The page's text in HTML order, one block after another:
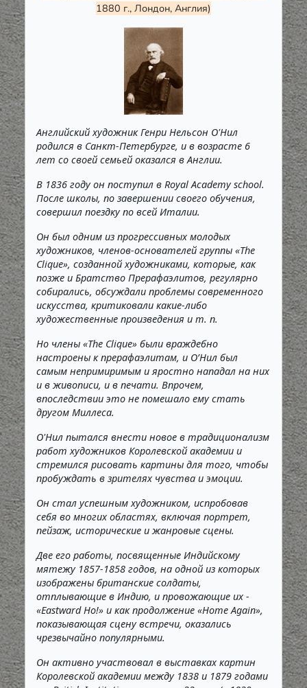
1880 г., Лондон, Англия)
Английский художник Генри Нельсон О'Нил
родился в Санкт-Петербурге, и в возрасте 6
лет со своей семьей оказался в Англии.
В 1836 году он поступил в Royal Academy school.
После школы, по завершении своего обучения,
совершил поездку по всей Италии.
Он был одним из прогрессивных молодых
художников, членов-основателей группы «The
Clique», созданной художниками, которые, как
позже и Братство Прерафаэлитов, регулярно
собирались, обсуждали проблемы современного
искусства, критиковали какие-либо
художественные произведения и т. п.
Но члены «The Clique» были враждебно
настроены к прерафаэлитам, и О’Нил был
самым непримиримым и яростно нападал на них
и в живописи, и в печати. Впрочем,
впоследствии это не помешало ему стать
другом Миллеса.
О'Нил пытался внести новое в традиционализм
работ художников Королевской академии и
стремился рисовать картины для того, чтобы
пробуждать в зрителях чувства и эмоции.
Он стал успешным художником, испробовав
себя во многих областях, включая портрет,
пейзаж, исторические и жанровые сцены.
Две его работы, посвященные Индийскому
мятежу 1857-1858 годов, на одной из которых
изображены британские солдаты,
отплывающие в Индию, и провожающие их -
«Eastward Ho!» и как продолжение «Home Again»,
показывающая сцену встречи, оказались
чрезвычайно популярными.
Он активно участвовал в выставках картин
Королевской академии между 1838 и 1879 годами